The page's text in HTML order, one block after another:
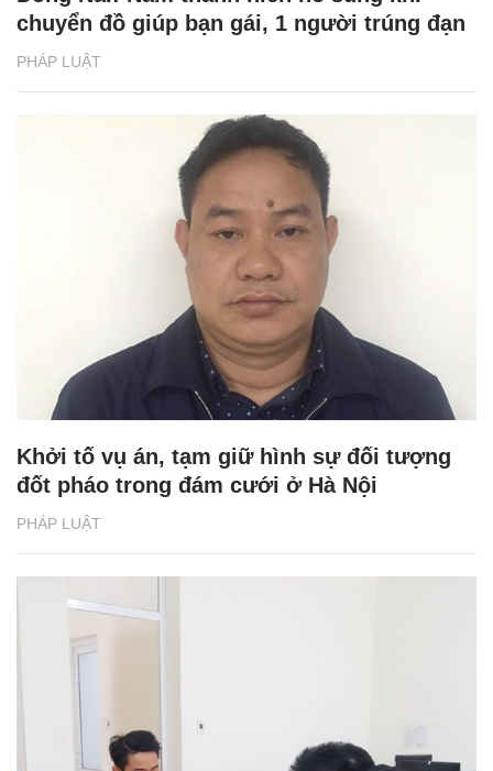
PHÁP LUẬT
chuyển đồ giúp bạn gái, 1 người trúng đạn
PHÁP LUẬT
Khởi tố vụ án, tạm giữ hình sự đối tượng
đốt pháo trong đám cưới ở Hà Nội